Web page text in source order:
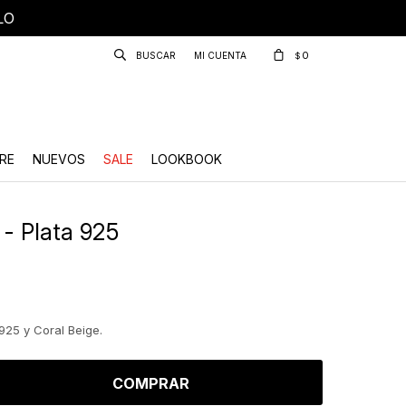
NUEVOS SALE LOOKBOOK
$ 0
Plata 925
y Coral Beige.
COMPRAR